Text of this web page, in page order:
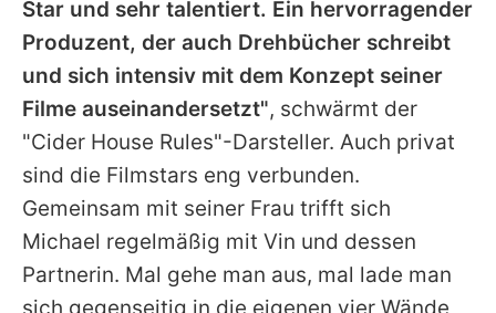
Star und sehr talentiert. Ein hervorragender
Produzent, der auch Drehbücher schreibt
und sich intensiv mit dem Konzept seiner
Filme auseinandersetzt", schwärmt der
"Cider House Rules"-Darsteller. Auch privat
sind die Filmstars eng verbunden.
Gemeinsam mit seiner Frau trifft sich
Michael regelmäßig mit Vin und dessen
Partnerin. Mal gehe man aus, mal lade man
sich gegenseitig in die eigenen vier Wände